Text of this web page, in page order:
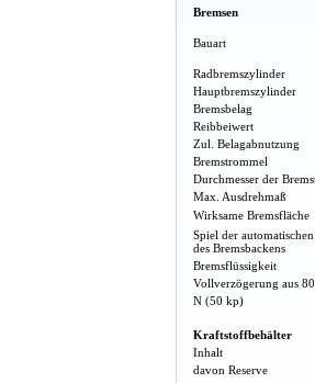
Bremsen
Bauart
Radbremszylinder
Hauptbremszylinder
Bremsbelag
Reibbeiwert
Zul. Belagabnutzung
Bremstrommel
Durchmesser der
Max. Ausdrehmaß
Wirksame Bremsfläche
Spiel der
des Bremsbackens
Bremsflüssigkeit
Vollverzögerung aus
N (50 kp)
Kraftstoffbehälter
Inhalt
davon Reserve